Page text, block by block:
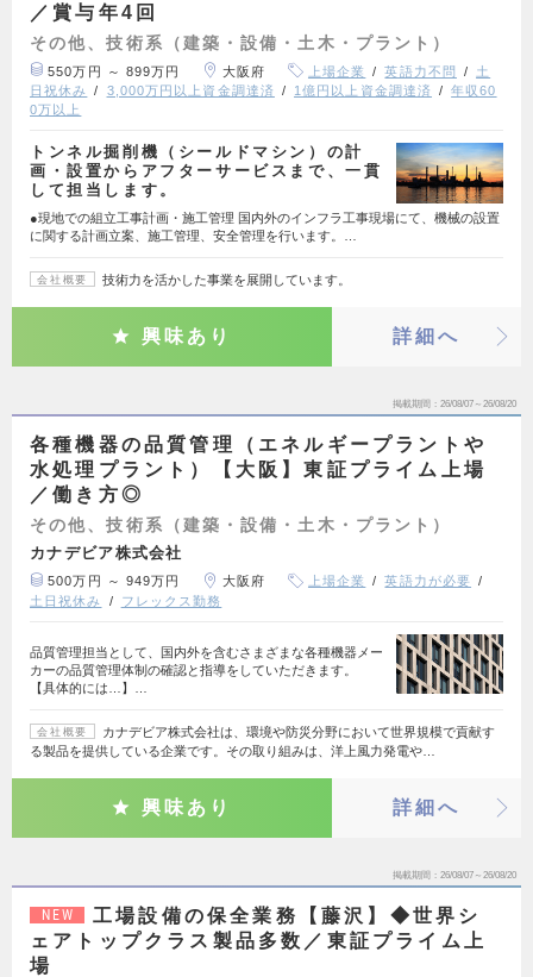
／賞与年4回
その他、技術系（建築・設備・土木・プラント）
550万円 ～ 899万円 大阪府 上場企業 英語力不問
土
日祝休み
3,000万円以上資金調達済 1億円以上資金調達済
年収60
0万以上
トンネル掘削機（シールドマシン）の計
画・設置からアフターサービスまで、一貫
して担当します。
●現地での組立工事計画・施工管理 国内外のインフラ工事現場にて、機械の設置
に関する計画立案、施工管理、安全管理を行います。…
会社概要 技術力を活かした事業を展開しています。
興味あり 詳細へ
掲載期間 26/08/07～26/08/20
各種機器の品質管理（エネルギープラントや
水処理プラント）【大阪】東証プライム上場
／働き方◎
その他、技術系（建築・設備・土木・プラント）
カナデビア株式会社
500万円 ～ 949万円 大阪府 上場企業
英語力が必要
土日祝休み
フレックス勤務
品質管理担当として、国内外を含むさまざまな各種機器メー
カーの品質管理体制の確認と指導をしていただきます。
【具体的には…】…
会社概要
カナデビア株式会社は、環境や防災分野において世界規模で貢献す
る製品を提供している企業です。その取り組みは、洋上風力発電や…
興味あり 詳細へ
掲載期間 26/08/07～26/08/20
NEW
工場設備の保全業務【藤沢】◆世界シ
ェアトップクラス製品多数／東証プライム上
場